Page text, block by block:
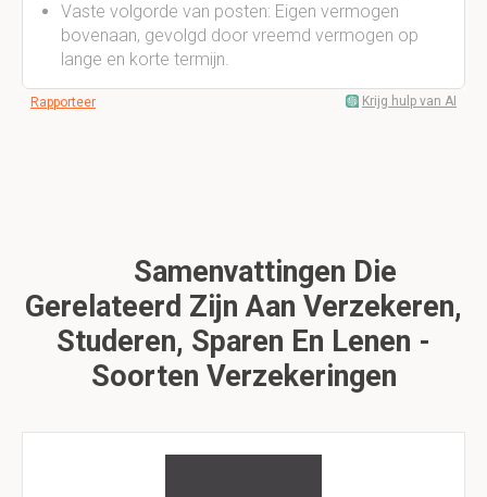
Vaste volgorde van posten: Eigen vermogen
bovenaan, gevolgd door vreemd vermogen op
lange en korte termijn.
Rapporteer Krijg hulp van AI
Samenvattingen Die
Gerelateerd Zijn Aan Verzekeren,
Studeren, Sparen En Lenen -
Soorten Verzekeringen